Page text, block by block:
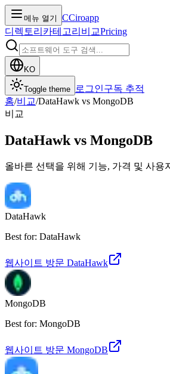
메뉴 열기 CCiroapp
디렉토리 카테고리 비교Pricing
KO
Toggle theme 로그인구독 추적
홈/비교/DataHawk vs MongoDB
비교
DataHawk vs MongoDB
올바른 선택을 위해 기능, 가격 및 사용
DataHawk
Best for: DataHawk
웹사이트 방문 DataHawk
MongoDB
Best for: MongoDB
웹사이트 방문 MongoDB